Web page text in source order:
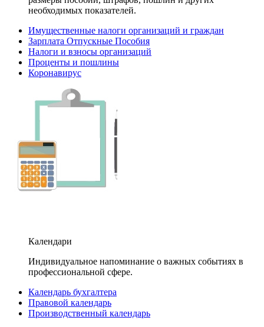
необходимых показателей.
Имущественные налоги организаций и граждан
Зарплата Отпускные Пособия
Налоги и взносы организаций
Проценты и пошлины
Коронавирус
Календари
Индивидуальное напоминание о важных событиях в
профессиональной сфере.
Календарь бухгалтера
Правовой календарь
Производственный календарь